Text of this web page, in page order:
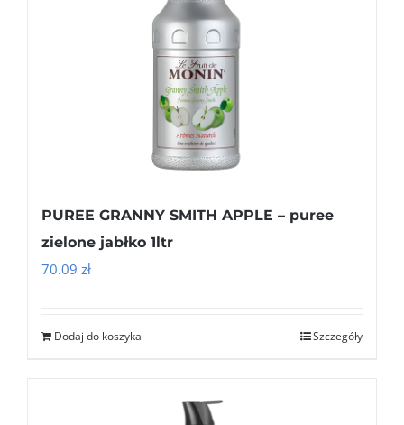
PUREE GRANNY SMITH APPLE – puree
zielone jabłko 1ltr
70.09 zł
Dodaj do koszyka Szczegóły